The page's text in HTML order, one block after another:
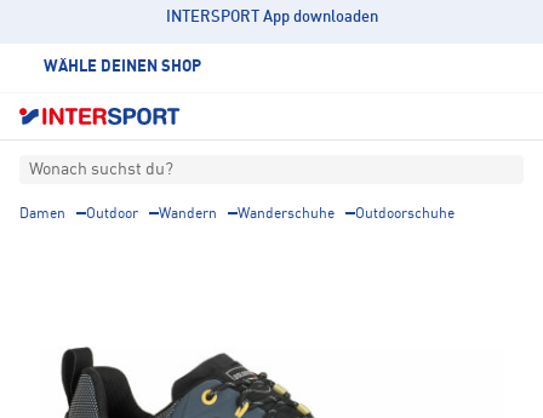
INTERSPORT App downloaden
WÄHLE DEINEN SHOP
Wonach suchst du?
Damen Outdoor Wandern Wanderschuhe Outdoorschuhe